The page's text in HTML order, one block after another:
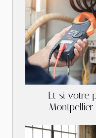
Et si votre